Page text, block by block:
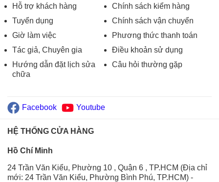
Hỗ trợ khách hàng
Tuyển dụng
Giờ làm việc
Tác giả, Chuyên gia
Hướng dẫn đặt lịch sửa
chữa
Chính sách kiểm hàng
Chính sách vận chuyển
Phương thức thanh toán
Điều khoản sử dụng
Câu hỏi thường gặp
Facebook Youtube
HỆ THỐNG CỬA HÀNG
Hồ Chí Minh
24 Trần Văn Kiểu, Phường 10 , Quận 6 , TP.HCM (Địa chỉ
mới: 24 Trần Văn Kiểu, Phường Bình Phú, TP.HCM) -